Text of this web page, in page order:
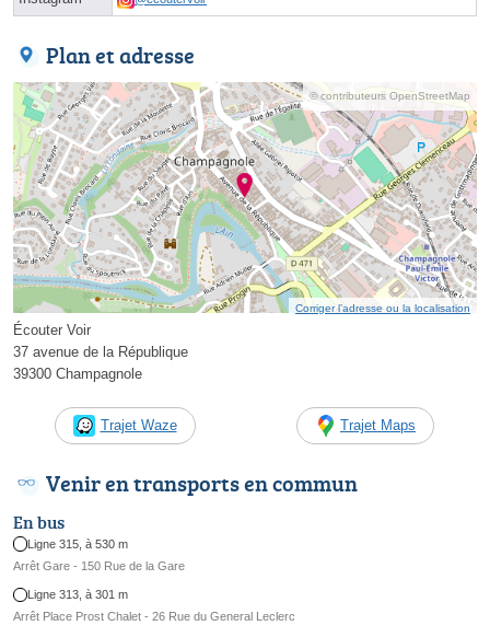
Plan et adresse
© contributeurs OpenStreetMap
Corriger l’adresse ou la localisation
Écouter Voir
37 avenue de la République
39300 Champagnole
Trajet Waze Trajet Maps
Venir en transports en commun
En bus
Ligne 315, à 530 m
Arrêt Gare - 150 Rue de la Gare
Ligne 313, à 301 m
Arrêt Place Prost Chalet - 26 Rue du General Leclerc